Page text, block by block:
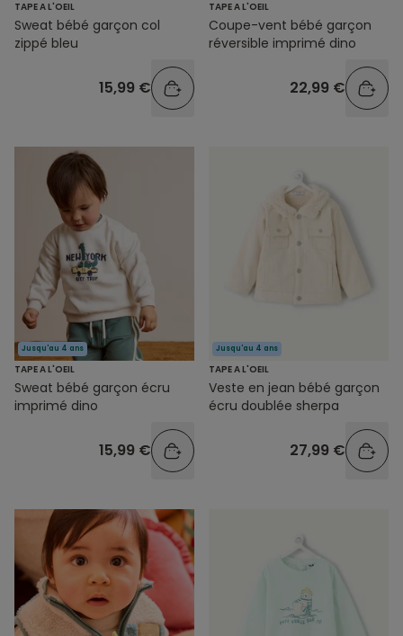
TAPE A L'OEIL
Sweat bébé garçon col
zippé bleu
15,99 €
TAPE A L'OEIL
Coupe-vent bébé garçon
réversible imprimé dino
22,99 €
Jusqu'au 4 ans
TAPE A L'OEIL
Sweat bébé garçon écru
imprimé dino
15,99 €
Jusqu'au 4 ans
TAPE A L'OEIL
Veste en jean bébé garçon
écru doublée sherpa
27,99 €